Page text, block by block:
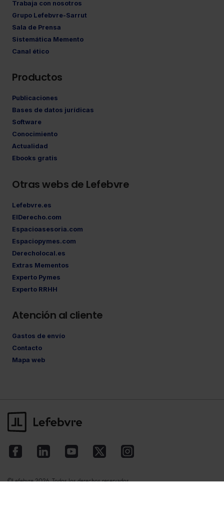
Trabaja con nosotros
Grupo Lefebvre-Sarrut
Sala de Prensa
Sistemática Memento
Canal ético
Productos
Publicaciones
Bases de datos jurídicas
Software
Conocimiento
Actualidad
Ebooks gratis
Otras webs de Lefebvre
Lefebvre.es
ElDerecho.com
Espacioasesoria.com
Espaciopymes.com
Derecholocal.es
Extras Mementos
Experto Pymes
Experto RRHH
Atención al cliente
Gastos de envío
Contacto
Mapa web
©Lefebvre2026. Todos los derechos reservados.